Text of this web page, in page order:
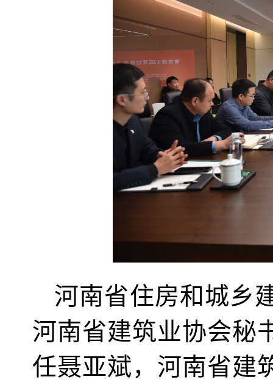
河南省住房和城乡
河南省建筑业协会秘
任聂亚斌，河南省建